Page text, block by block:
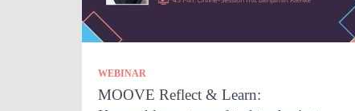
WEBINAR
MOOVE Reflect & Learn: